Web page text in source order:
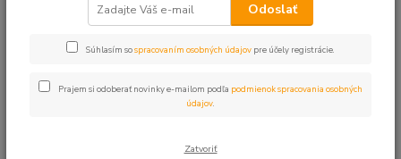
Hodiny mechanické spínacie
1FD/2A
Odoslať
Súhlasím sospracovaním osobných údajov pre účely registrácie.
Prajem si odoberať novinky e-mailom podľa podmienok spracovania osobných
údajov
Zatvoriť